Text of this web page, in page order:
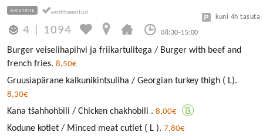
KRISTIINE
4 1094 08:30-15:00
kuni 4h tasuta
Burger veiselihapihvi ja friikartulitega / Burger with beef and
french fries. 8,50€
Gruusiapärane kalkunikintsuliha / Georgian turkey thigh ( L).
8,30€
Kana tšahhohbili / Chicken chakhobili . 8,00€
Kodune kotlet / Minced meat cutlet ( L ). 7,80€